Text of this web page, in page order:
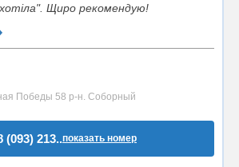
Щиро рекомендую!
Победы 58 р-н. Соборный
(093) 213..показать номер